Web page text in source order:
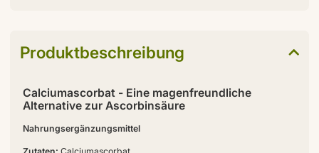
Produktbeschreibung
Calciumascorbat - Eine magenfreundliche
Alternative zur Ascorbinsäure
Nahrungsergänzungsmittel